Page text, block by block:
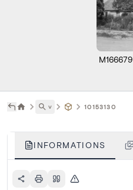
M166679
˅ 10153130
INFORMATIONS